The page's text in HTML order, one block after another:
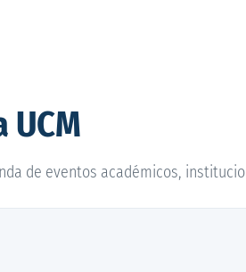
UCM
de eventos académicos,